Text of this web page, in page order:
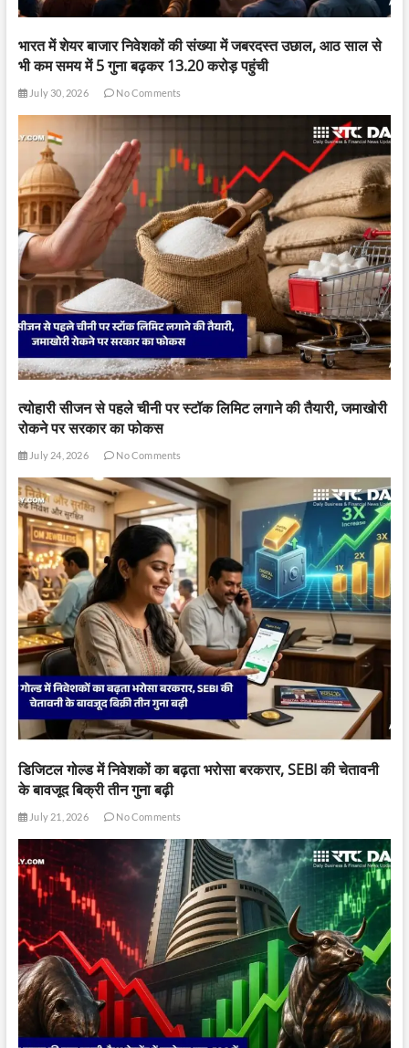
भारत में शेयर बाजार निवेशकों की संख्या में जबरदस्त उछाल, आठ साल से
भी कम समय में 5 गुना बढ़कर 13.20 करोड़ पहुंची
July 30, 2026 No Comments
त्योहारी सीजन से पहले चीनी पर स्टॉक लिमिट लगाने की तैयारी, जमाखोरी
रोकने पर सरकार का फोकस
July 24, 2026 No Comments
डिजिटल गोल्ड में निवेशकों का बढ़ता भरोसा बरकरार, SEBI की चेतावनी
के बावजूद बिक्री तीन गुना बढ़ी
July 21, 2026 No Comments